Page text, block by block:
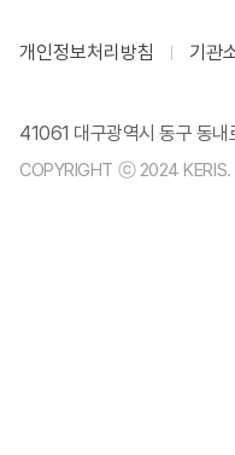
개인정보처리방침 기관
41061 대구광역시 동구 동
COPYRIGHT ⓒ 2024 KERIS.